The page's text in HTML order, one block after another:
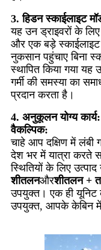
3. हिडन स्काईलाइट
यह उन ड्राइवरों के
और एक बड़े
नुकसान पहुंचाए बिना
स्थापित किया गया
गर्मी की समस्या का
प्रदान करता है।
4. अनुकूलन योग्य
वैकल्पिक:
चाहे आप दक्षिण में लंबी
देश भर में यात्रा करते
स्थितियों के लिए
शीतलनऔरशीतलन +
उपयुक्त। एक ही यूनिट
उपयुक्त, आपके केबिन में